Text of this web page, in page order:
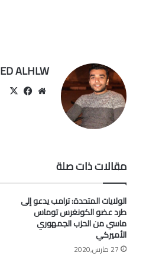
ALHLW
موقعفيسبوك
مقالات ذات صلة
الولايات المتحدة: ترامب يدعو إلى
طرد عضو الكونغرس توماس
ماسي من الحزب الجمهوري
الأميركي
27 مارس,2020